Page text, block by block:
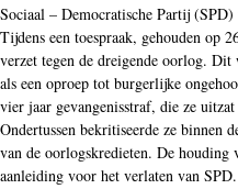
Sociaal – Democratische Partij
Tijdens een toespraak, gehouden op
verzet tegen de dreigende oorlog.
als een oproep tot burgerlijke
vier jaar gevangenisstraf, die ze
Ondertussen bekritiseerde ze binnen
van de oorlogskredieten. De houding
aanleiding voor het verlaten van